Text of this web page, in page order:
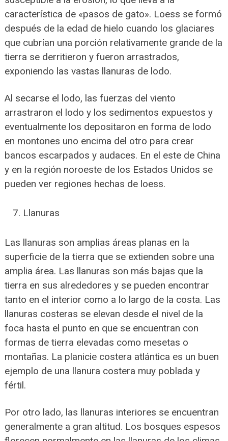
característica de «pasos de gato». Loess se formó
después de la edad de hielo cuando los glaciares
que cubrían una porción relativamente grande de la
tierra se derritieron y fueron arrastrados,
exponiendo las vastas llanuras de lodo.
Al secarse el lodo, las fuerzas del viento
arrastraron el lodo y los sedimentos expuestos y
eventualmente los depositaron en forma de lodo
en montones uno encima del otro para crear
bancos escarpados y audaces. En el este de China
y en la región noroeste de los Estados Unidos se
pueden ver regiones hechas de loess.
Llanuras
Las llanuras son amplias áreas planas en la
superficie de la tierra que se extienden sobre una
amplia área. Las llanuras son más bajas que la
tierra en sus alrededores y se pueden encontrar
tanto en el interior como a lo largo de la costa. Las
llanuras costeras se elevan desde el nivel de la
foca hasta el punto en que se encuentran con
formas de tierra elevadas como mesetas o
montañas. La planicie costera atlántica es un buen
ejemplo de una llanura costera muy poblada y
fértil.
Por otro lado, las llanuras interiores se encuentran
generalmente a gran altitud. Los bosques espesos